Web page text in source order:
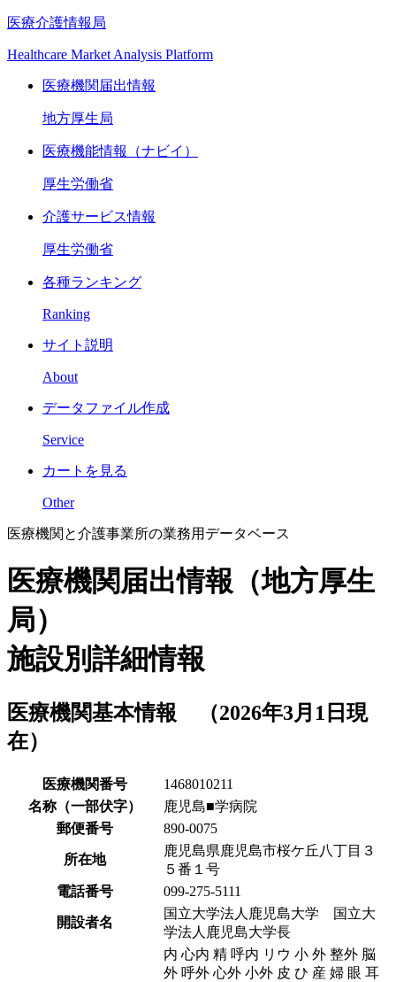
医療介護情報局
Healthcare Market Analysis Platform
医療機関届出情報
地方厚生局
医療機能情報（ナビイ）
厚生労働省
介護サービス情報
厚生労働省
各種ランキング
Ranking
サイト説明
About
データファイル作成
Service
カートを見る
Other
医療機関と介護事業所の業務用データベース
医療機関届出情報（地方厚生
局）
施設別詳細情報
医療機関基本情報 （2026年3月1日現
在）
医療機関番号
1468010211
名称（一部伏字）
鹿児島■学病院
郵便番号
890-0075
所在地
鹿児島県鹿児島市桜ケ丘八丁目３
５番１号
電話番号
099-275-5111
開設者名
国立大学法人鹿児島大学 国立大
学法人鹿児島大学長
内 心内 精 呼内 リウ 小 外 整外 脳
外 呼外 心外 小外 皮 ひ 産 婦 眼 耳